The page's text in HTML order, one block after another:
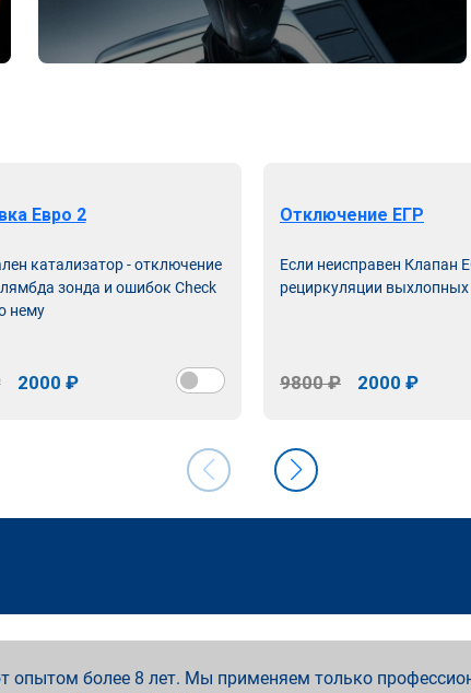
Евро 2
катализатор - отключение
зонда и ошибок Check
нему
2000 ₽
Отключение ЕГР
Если неисправен Клапан
рециркуляции выхлопных
9800 ₽ 2000 ₽
более 8 лет. Мы применяем только